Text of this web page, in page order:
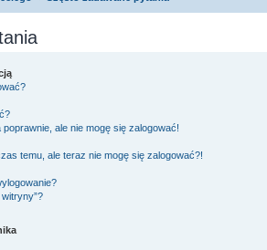
ale nie mogę się zalogować!
temu, ale teraz nie mogę się zalogować?!